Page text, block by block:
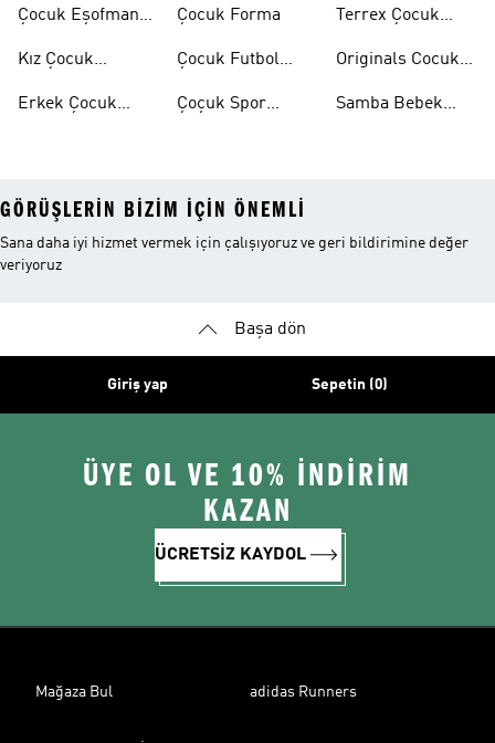
Çocuk Eşofman
Kız Çocuk
Erkek Çocuk
Çocuk Forma
Çocuk Futbol
Çoçuk Spor
Terrex Çocuk
Originals Cocuk
Samba Bebek
GÖRÜŞLERIN BIZIM IÇIN ÖNEMLI
Sana daha iyi hizmet vermek için çalışıyoruz ve geri bildirimine değer
veriyoruz
Başa dön
Giriş yap Sepetin (0)
ÜYE OL VE 10% İNDİRİM
KAZAN
ÜCRETSİZ KAYDOL
Mağaza Bul adidas Runners